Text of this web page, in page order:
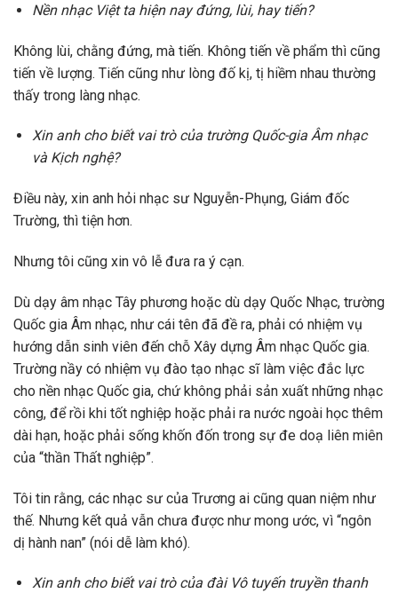
Nền nhạc Việt ta hiện nay đứng, lùi, hay tiến?
Không lùi, chằng đứng, mà tiến. Không tiến về phẩm thì cũng
tiến về lượng. Tiến cũng như lòng đố kị, tị hiềm nhau thường
thấy trong làng nhạc.
Xin anh cho biết vai trò của trường Quốc-gia Âm nhạc
và Kịch nghệ?
Điều này, xin anh hỏi nhạc sư Nguyễn-Phụng, Giám đốc
Trường, thì tiện hơn.
Nhưng tôi cũng xin vô lễ đưa ra ý cạn.
Dù dạy âm nhạc Tây phương hoặc dù dạy Quốc Nhạc, trường
Quốc gia Âm nhạc, như cái tên đã đề ra, phải có nhiệm vụ
hướng dẫn sinh viên đến chỗ Xây dựng Âm nhạc Quốc gia.
Trường nầy có nhiệm vụ đào tạo nhạc sĩ làm việc đắc lực
cho nền nhạc Quốc gia, chứ không phải sản xuất những nhạc
công, để rồi khi tốt nghiệp hoặc phải ra nước ngoài học thêm
dài hạn, hoặc phải sống khốn đốn trong sự đe doạ liên miên
của “thần Thất nghiệp”.
Tôi tin rằng, các nhạc sư của Trương ai cũng quan niệm như
thế. Nhưng kết quả vẫn chưa được như mong ước, vì “ngôn
dị hành nan” (nói dễ làm khó).
Xin anh cho biết vai trò của đài Vô tuyến truyền thanh